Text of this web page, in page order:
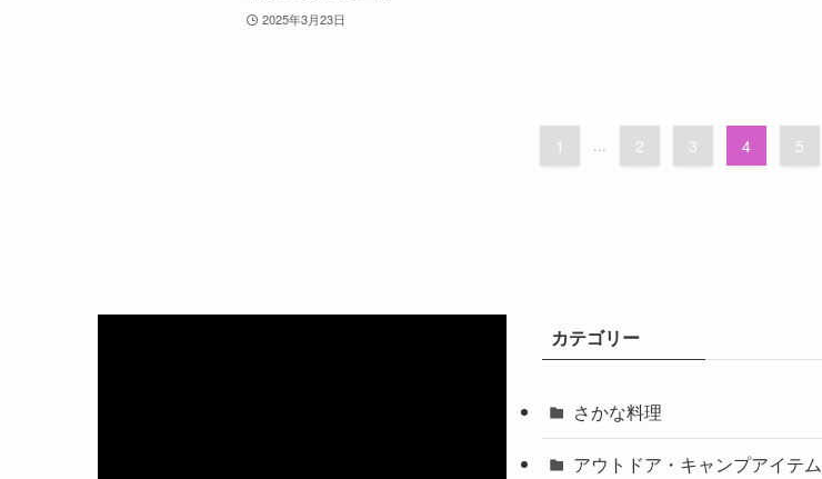
2025年3月23日
1 ... 2 3 4 5
カテゴリー
さかな料理
アウトドア・キャンプアイテム